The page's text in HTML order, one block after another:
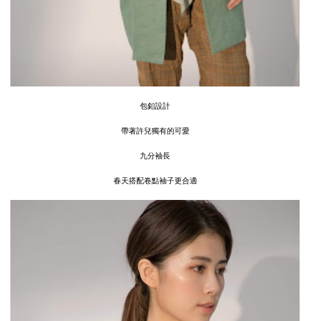
包釦設計
帶著許兒獨有的可愛
九分袖長
春天搭配卷點袖子更合適